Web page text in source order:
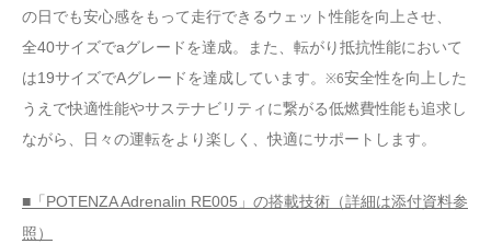
の日でも安心感をもって走行できるウェット性能を向上させ、
全40サイズでaグレードを達成。また、転がり抵抗性能において
は19サイズでAグレードを達成しています。 ※6安全性を向上した
うえで快適性能やサステナビリティに繋がる低燃費性能も追求し
ながら、日々の運転をより楽しく、快適にサポートします。
■「POTENZA Adrenalin RE005」の搭載技術（詳細は添付資料参
照）